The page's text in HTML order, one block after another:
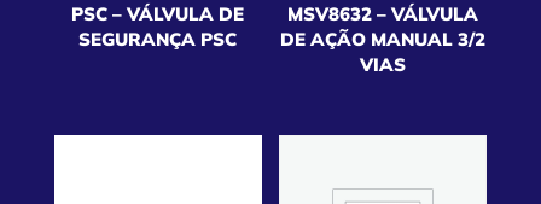
PSC – VÁLVULA DE
SEGURANÇA PSC
MSV8632 – VÁLVULA
DE AÇÃO MANUAL 3/2
VIAS